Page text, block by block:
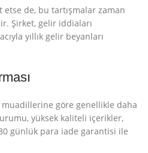
de, bu tartışmalar zaman
. Şirket, gelir iddiaları
yıllık gelir beyanları
göre genellikle daha
yüksek kaliteli içerikler,
günlük para iade garantisi ile